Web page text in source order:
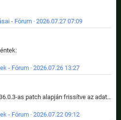
- Fórum · 2026.07.27 07:09
- Fórum · 2026.07.26 13:27
Kártya változások a 36.0.3-as patch alapján frissítve az adatbázisban (képek is cserélve).
- Fórum · 2026.07.22 09:12